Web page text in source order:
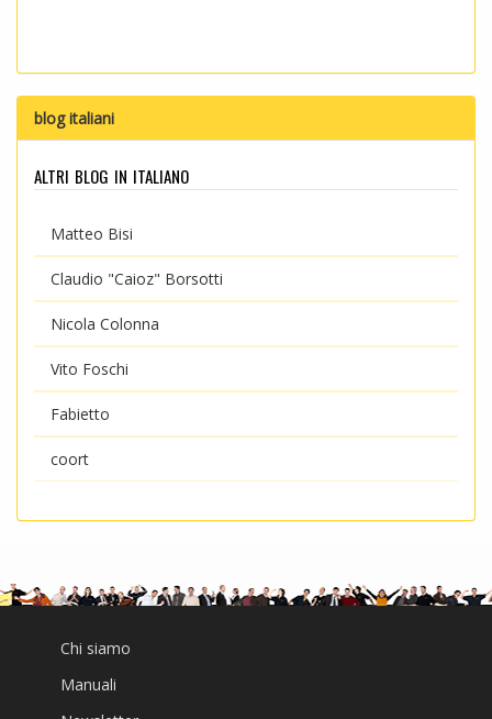
blog italiani
altri blog in italiano
Matteo Bisi
Claudio "Caioz" Borsotti
Nicola Colonna
Vito Foschi
Fabietto
coort
Chi siamo
Manuali